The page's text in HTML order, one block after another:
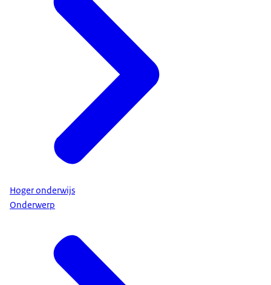
Hoger onderwijs
Onderwerp